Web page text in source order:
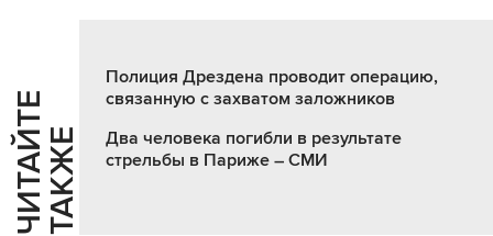
Ч
И
Т
АЙ
Т
Е
Т
А
К
ЖЕ
Полиция Дрездена проводит операцию,
связанную с захватом заложников
Два человека погибли в результате
стрельбы в Париже – СМИ